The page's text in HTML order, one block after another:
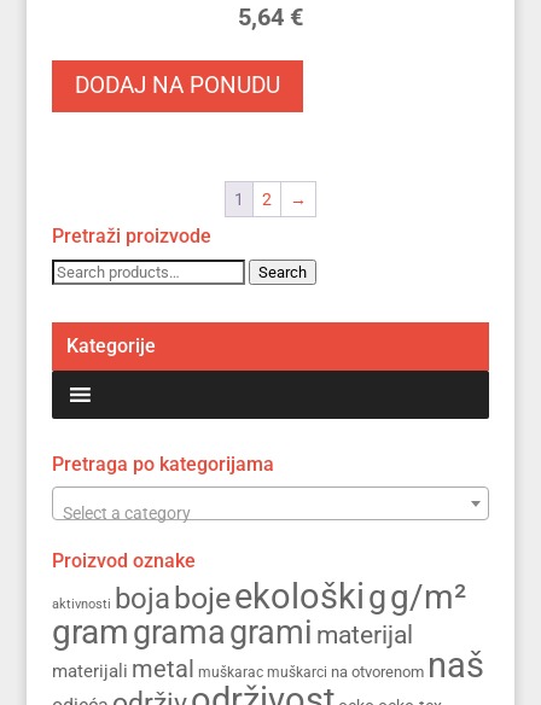
5,64 €
DODAJ NA PONUDU
1 2 →
Pretraži proizvode
Search
Search
Kategorije
Pretraga po kategorijama
Select a category
Proizvod oznake
aktivnosti boja bojeekološkigg/m²
gramgramagrami materijal
materijali metal muškarac muškarci na otvorenom naš